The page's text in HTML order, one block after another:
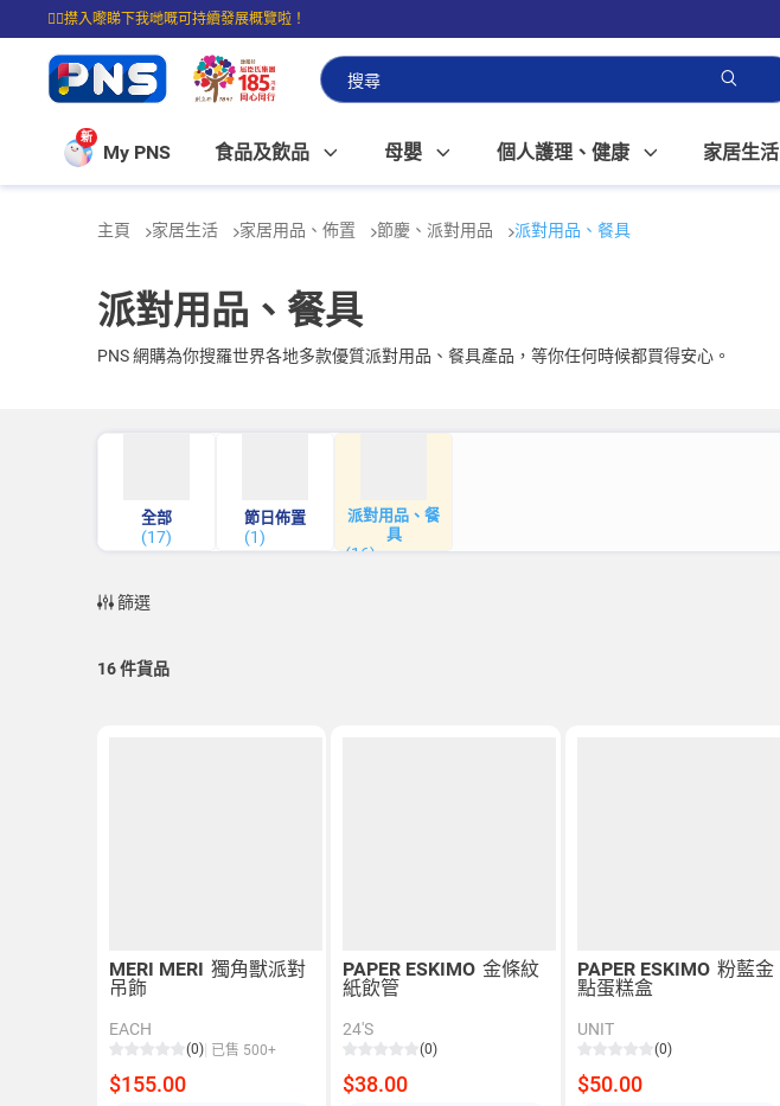
☝🏼㩒入嚟睇下我哋嘅可持續發展概覽啦！
⭐購物滿$399即享免費送貨；滿$100即可免費店取。
新
My PNS 食品及飲品 母嬰 個人護理、健康 家居生活
主頁 家居生活 家居用品、佈置 節慶、派對用品 派對用品、餐具
派對用品、餐具
PNS 網購為你搜羅世界各地多款優質派對用品、餐具產品，等你任何時候都買得安心。
全部
(17)
節日佈置
(1)
派對用品、餐
具
(16)
篩選
16件貨品
MERI MERI 獨角獸派對
吊飾
EACH
(0) 已售 500+
$155.00
PAPER ESKIMO 金條紋
紙飲管
24'S
(0)
$38.00
PAPER ESKIMO 粉藍金
點蛋糕盒
UNIT
(0)
$50.00